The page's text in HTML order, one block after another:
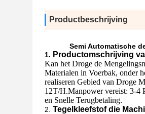
Productbeschrijving
Semi Automatische
1. Productomschrijving
Kan het Droge de
Materialen in Voerbak, onder
realiseren Gebied van Droge
12T/H.Manpower vereist: 3-4
en Snelle Terugbetaling.
2. Tegelkleefstof die